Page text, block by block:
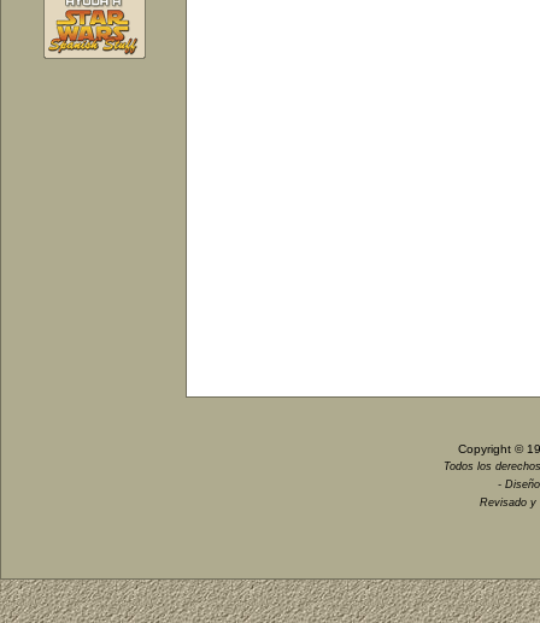
Copyright ©
Todos los
-
Revisado y